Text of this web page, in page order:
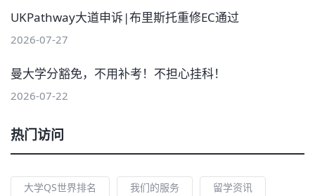
UKPathway大道申诉|布里斯托重修EC通过
2026-07-27
曼大学分豁免，不用补考！不担心挂科！
2026-07-22
热门访问
大学QS世界排名 我们的服务 留学资讯